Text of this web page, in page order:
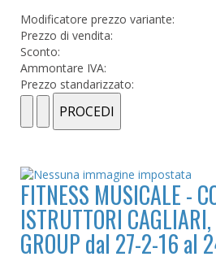
Modificatore prezzo variante:
Prezzo di vendita:
Sconto:
Ammontare IVA:
Prezzo standarizzato:
FITNESS MUSICALE -
ISTRUTTORI
GROUP dal 27-2-16 al